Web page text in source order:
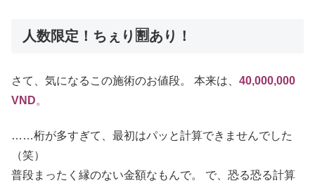
人数限定！ちぇり🈹あり！
さて、気になるこの施術のお値段。 本来は、 40,000,000
VND。
……桁が多すぎて、最初はパッと計算できませんでした
（笑）
普段まったく縁のない金額なもんで。 で、恐る恐る計算